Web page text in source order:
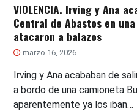
VIOLENCIA. Irving y Ana
Central de Abastos en
atacaron a balazos
marzo 16, 2026
Irving y Ana acababan de
a bordo de una camioneta
aparentemente ya los iban…